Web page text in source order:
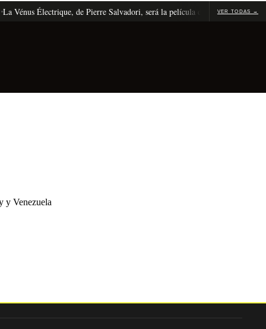
Électrique, de Pierre Salvadori, será la película de apertura de Cannes
VER TODAS →
y Venezuela